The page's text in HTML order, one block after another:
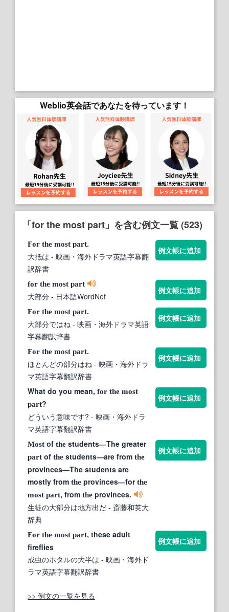
Weblio英会話であなたを待っています！
「for the most part」を含む例文一覧 (523)
For the most part.
大抵は - 映画・海外ドラマ英語字幕翻
訳辞書
例文帳に追加
for the most part
大部分 - 日本語WordNet
例文帳に追加
For the most part.
大部分ではね - 映画・海外ドラマ英語
字幕翻訳辞書
例文帳に追加
For the most part.
ほとんどの部分はね - 映画・海外ドラ
マ英語字幕翻訳辞書
例文帳に追加
What do you mean, for the most
part?
どういう意味です? - 映画・海外ドラ
マ英語字幕翻訳辞書
例文帳に追加
Most of the students―The greater
part of the students―are from the
provinces―The students are
mostly from the provinces―forthe
most part, from the provinces.
生徒の大部分は地方出だ - 斎藤和英大
辞典
例文帳に追加
For the most part, these adult
fireflies
成虫のホタルの大半は - 映画・海外ド
ラマ英語字幕翻訳辞書
例文帳に追加
>> 例文の一覧を見る